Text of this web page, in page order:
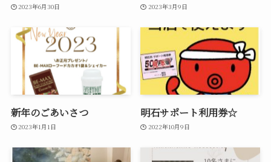
2023年6月30日 2023年3月9日
新年のごあいさつ
2023年1月1日
明石サポート利用券☆
2022年10月9日